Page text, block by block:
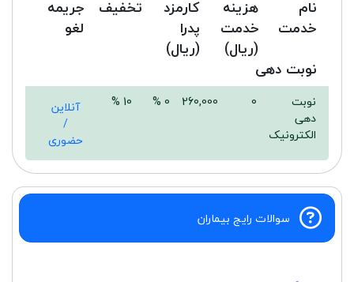
نام
خدمت
هزینه
خدمت
(ریال)
کارمزد
پدرا
(ریال)
تخفیف
جریمه
لغو
نوبت دهی
نوبت
دهی
الکترونیک
0
260,000
0 %
10 %
آنلاین
/
حضوری
سوالات رایج بیماران